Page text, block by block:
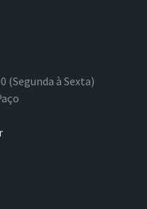
(Segunda à Sexta)